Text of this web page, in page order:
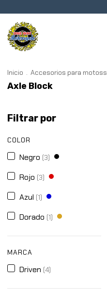
Inicio . Accesorios para motoss
Axle Block
Filtrar por
COLOR
Negro (3)
Rojo (3)
Azul (1)
Dorado (1)
MARCA
Driven (4)